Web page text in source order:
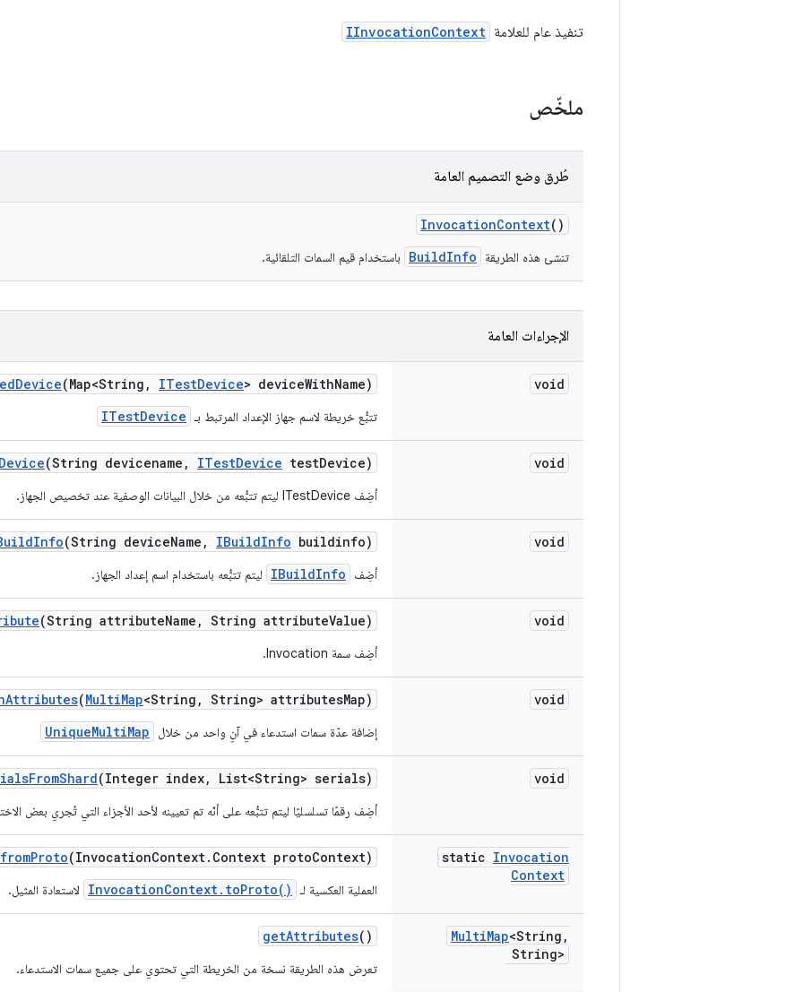
تنفيذ عام للعلامة IInvocationContext
ملخّص
طُرق وضع التصميم العامة
InvocationContext()
تنشئ هذه الطريقة BuildInfo باستخدام قيم السمات التلقائية.
الإجراءات العامة
void
Device(Map<String , ITestDevice> deviceWithName)
تتبُّع خريطة لاسم جهاز الإعداد المرتبط بـ ITestDevice
void
(String devicename , ITestDevice testDevice)
أضِف ITestDevice ليتم تتبُّعه من خلال البيانات الوصفية عند تخصيص الجهاز.
void
Info(String deviceName , IBuildInfo buildinfo)
أضِف IBuildInfo ليتم تتبُّعه باستخدام اسم إعداد الجهاز.
void
(String attributeName , String attributeValue)
أضِف سمة Invocation.
void
Attributes(MultiMap<String , String> attributesMap)
إضافة عدّة سمات استدعاء في آنٍ واحد من خلال UniqueMultiMap
void
FromShard(Integer index, List<String> serials)
أضِف رقمًا تسلسليًا ليتم تتبُّعه على أنّه تم تعيينه لأحد الأجزاء التي تُجري بعض
static Invocation
Context
fromProto(InvocationContext. Context protoContext)
العملية العكسية لـ InvocationContext.toProto() لاستعادة المثيل.
MultiMap<String ,
String>
getAttributes()
تعرض هذه الطريقة نسخة من الخريطة التي تحتوي على جميع سمات الاستدعاء.